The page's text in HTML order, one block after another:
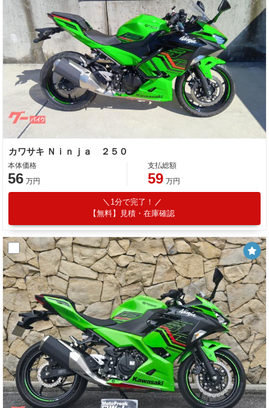
カワサキ Ｎｉｎｊａ ２５０
本体価格
56 万円
支払総額
59 万円
1分で完了！
【無料】見積・在庫確認